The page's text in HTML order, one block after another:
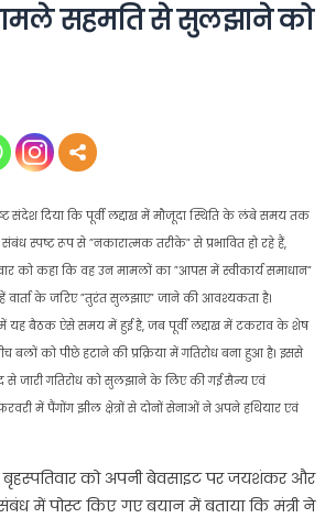
सहमति से सुलझाने को
संदेश दिया कि पूर्वी लद्दाख में मौजूदा स्थिति के लंबे समय तक
स्पष्ट रूप से ”नकारात्मक तरीके” से प्रभावित हो रहे हैं,
को कहा कि वह उन मामलों का ”आपस में स्वीकार्य समाधान”
वार्ता के जरिए ”तुरंत सुलझाए” जाने की आवश्यकता है।
में यह बैठक ऐसे समय में हुई है, जब पूर्वी लद्दाख में टकराव के शेष
बलों को पीछे हटाने की प्रक्रिया में गतिरोध बना हुआ है। इससे
जारी गतिरोध को सुलझाने के लिए की गई सैन्य एवं
में पैंगोंग झील क्षेत्रों से दोनों सेनाओं ने अपने हथियार एवं
को अपनी बेवसाइट पर जयशंकर और
में पोस्ट किए गए बयान में बताया कि मंत्री ने